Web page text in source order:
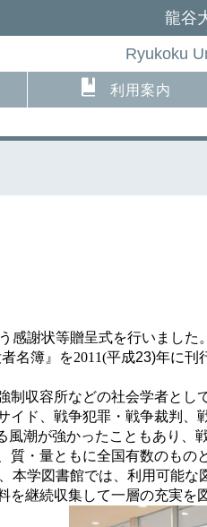
龍谷
Ryukoku
利用案内
感謝状等贈呈式を行いました。
者名簿』を2011(平成23)年に刊
収容所などの社会学者と
ド、戦争犯罪・戦争裁判
潮が強かったこともあり
・量ともに全国有数のもの
本学図書館では、利用可能な
継続収集して一層の充実を